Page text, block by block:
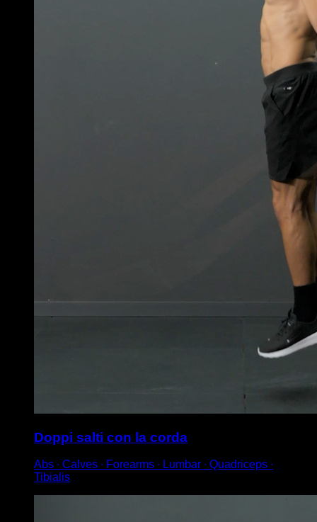
Doppi salti con la corda
Abs ∙ Calves ∙ Forearms ∙ Lumbar ∙ Quadriceps ∙
Tibialis